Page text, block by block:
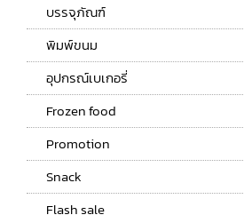
บรรจุภัณฑ์
พิมพ์ขนม
อุปกรณ์เบเกอรี่
Frozen food
Promotion
Snack
Flash sale